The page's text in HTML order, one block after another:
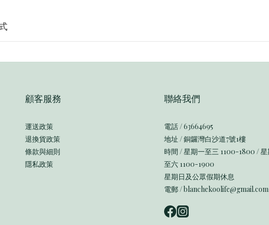
顧客服務
運送政策
退換貨政策
條款與細則
隱私政策
聯絡我們
電話 / 63664695
地址 / 銅鑼灣白沙道7號1樓
時間 / 星期一至三 1100-1800 /
至六 1100-1900
星期日及公眾假期休息
電郵 / blanchekoolife@gmail.com